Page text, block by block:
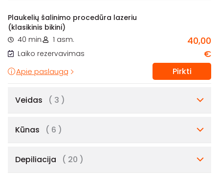
Plaukelių šalinimo procedūra lazeriu
(klasikinis bikini)
40 min.
1 asm.
Laiko rezervavimas
40,00
€
Apie paslaugą Pirkti
Veidas ( 3 )
Kūnas ( 6 )
Depiliacija ( 20 )